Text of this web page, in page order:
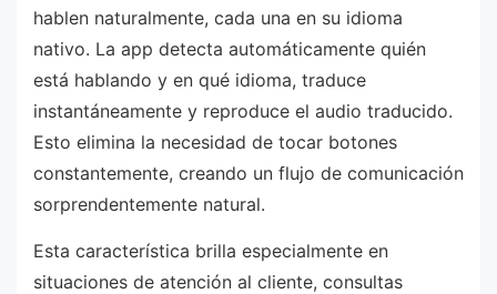
hablen naturalmente, cada una en su idioma
nativo. La app detecta automáticamente quién
está hablando y en qué idioma, traduce
instantáneamente y reproduce el audio traducido.
Esto elimina la necesidad de tocar botones
constantemente, creando un flujo de comunicación
sorprendentemente natural.
Esta característica brilla especialmente en
situaciones de atención al cliente, consultas